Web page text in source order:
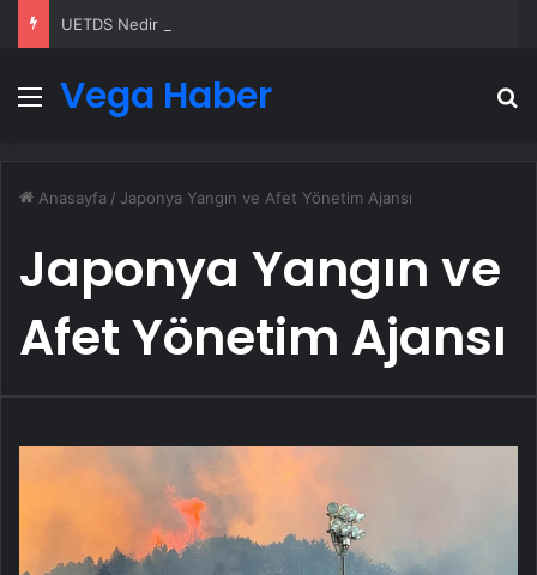
Menü
Vega Haber
Anasayfa / Japonya Yangın ve Afet Yönetim Ajansı
Japonya Yangın ve
Afet Yönetim Ajansı